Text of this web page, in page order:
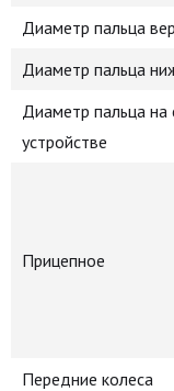
Диаметр пальца
Диаметр пальца
Диаметр пальца на
устройстве
Прицепное
Передние колеса